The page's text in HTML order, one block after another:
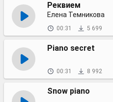
Реквием
Елена Темникова
00:31 5 699
Piano secret
00:31 8 992
Snow piano